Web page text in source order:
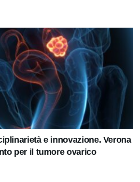
e innovazione. Verona
per il tumore ovarico